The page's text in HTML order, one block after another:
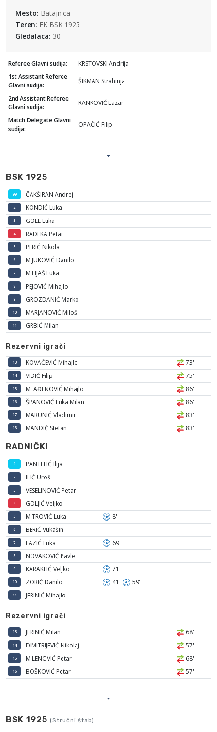
Mesto: Batajnica
Teren: FK BSK 1925
Gledalaca: 30
Referee Glavni sudija:
KRSTOVSKI Andrija
1st Assistant Referee
Glavni sudija:
ŠIKMAN Strahinja
2nd Assistant Referee
Glavni sudija:
RANKOVIĆ Lazar
Match Delegate Glavni
sudija:
OPAČIĆ Filip
BSK 1925
99 ČAKŠIRAN Andrej
2 KONDIĆ Luka
3 GOLE Luka
4 RADEKA Petar
5 PERIĆ Nikola
6 MIJUKOVIĆ Danilo
7 MILIJAŠ Luka
8 PEJOVIĆ Mihajlo
9 GROZDANIĆ Marko
10 MARJANOVIĆ Miloš
11 GRBIĆ Milan
Rezervni igrači
13 KOVAČEVIĆ Mihajlo 73'
14 VIDIĆ Filip 75'
15 MLAĐENOVIĆ Mihajlo 86'
16 ŠPANOVIĆ Luka Milan 86'
17 MARUNIĆ Vladimir 83'
18 MANDIĆ Stefan 83'
RADNIČKI
1 PANTELIĆ Ilija
2 ILIĆ Uroš
3 VESELINOVIĆ Petar
4 GOLJIĆ Veljko
5 MITROVIĆ Luka 8'
6 BERIĆ Vukašin
7 LAZIĆ Luka 69'
8 NOVAKOVIĆ Pavle
9 KARAKLIĆ Veljko 71'
10 ZORIĆ Danilo 41' 59'
11 JERINIĆ Mihajlo
Rezervni igrači
13 JERINIĆ Milan 68'
14 DIMITRIJEVIĆ Nikolaj 57'
15 MILENOVIĆ Petar 68'
16 BOŠKOVIĆ Petar 57'
BSK 1925 (Stručni štab)